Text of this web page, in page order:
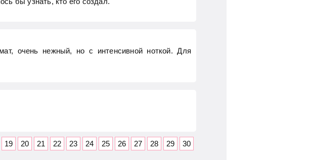
очень нежный, но с интенсивной ноткой. Для
19 20 21 22 23 24 25 26 27 28 29 30